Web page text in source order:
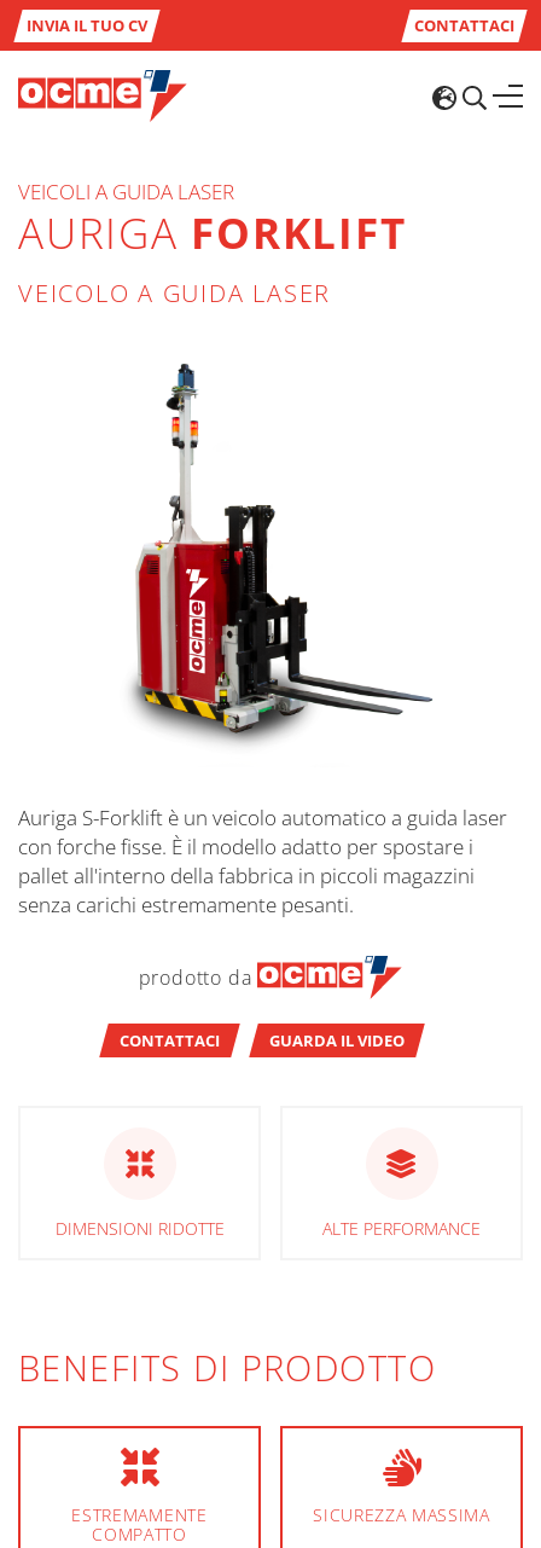
INVIA IL TUO CV CONTATTACI
VEICOLI A GUIDA LASER
AURIGA FORKLIFT
VEICOLO A GUIDA LASER
Auriga S-Forklift è un veicolo automatico a guida laser
con forche fisse. È il modello adatto per spostare i
pallet all'interno della fabbrica in piccoli magazzini
senza carichi estremamente pesanti.
prodotto da
CONTATTACI GUARDA IL VIDEO
DIMENSIONI RIDOTTE ALTE PERFORMANCE
BENEFITS DI PRODOTTO
ESTREMAMENTE
COMPATTO
SICUREZZA MASSIMA